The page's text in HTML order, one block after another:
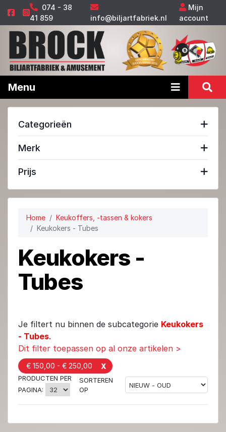
074 - 38
41 859
info@biljartfabriek.nl
Mijn
account
Menu
Categorieën
Merk
Prijs
Home
Keukoffers, -tassen & kokers
Keukokers - Tubes
Keukokers -
Tubes
Je filtert nu binnen de subcategorie Keukokers
- Tubes.
Dit filter toepassen op al onze artikelen >
X
€ 150,00 - € 250,00
PRODUCTEN PER
PAGINA:
SORTEREN
OP